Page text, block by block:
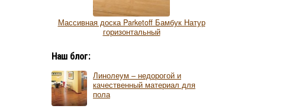
Массивная доска Parketoff Бамбук Натур
горизонтальный
Наш блог:
Линолеум – недорогой и
качественный материал для
пола